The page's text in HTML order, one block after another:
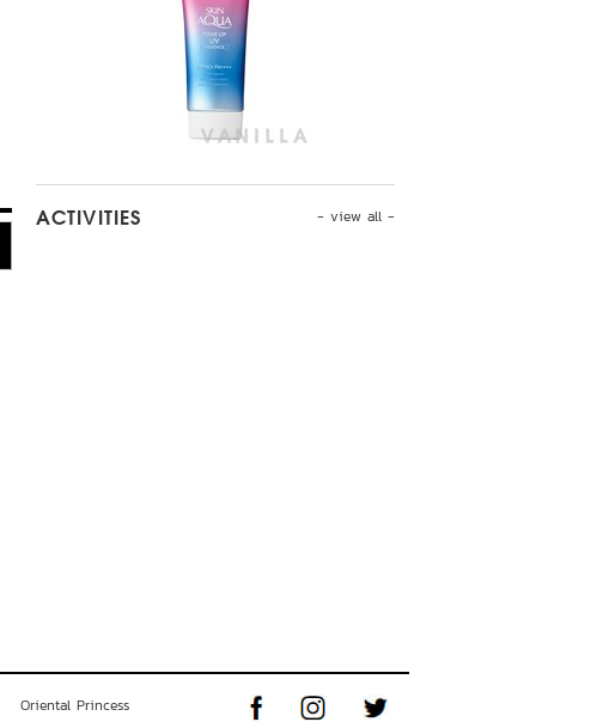
- view all -
ACTIVITIES
Oriental Princess